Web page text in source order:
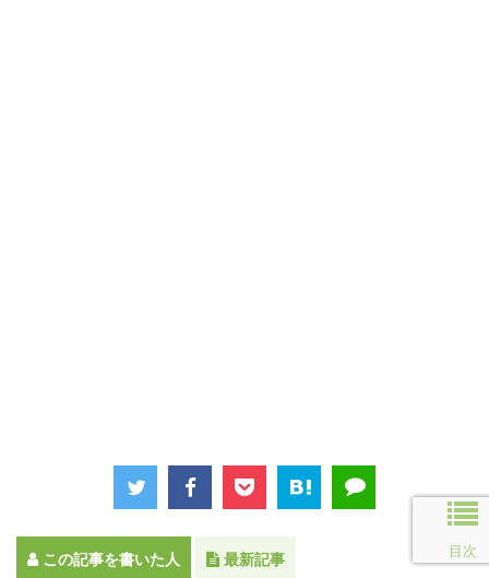
目次
この記事を書いた人 最新記事